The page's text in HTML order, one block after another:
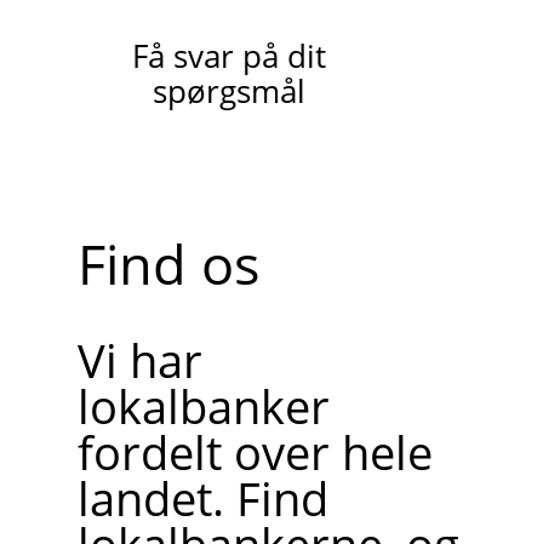
Få svar på dit
spørgsmål
Find os
Vi har
lokalbanker
fordelt over hele
landet. Find